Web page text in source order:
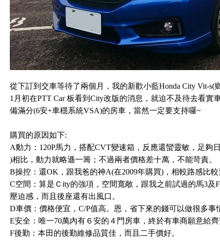
從下訂到交車等待了兩個月，我的新歡小藍Honda City Vit-
1月初在PTT Car 板看到City改版的消息，就迫不及待去看實
備滿分(6安+車穩系統VSA)的房車，當然一定要支持囉~
購買的原因如下:
A動力：120P馬力，搭配CVT變速箱，反應還蠻靈敏，足夠
)相比，動力就略遜一籌；不過兩者價格差十萬，不能苛責。
B操控：還OK，跟我爸的神A(在2009年購買)，相較路感比
C空間：算是Ｃity的強項，空間寬敞，跟我之前試過的馬3及
壓迫感，而且後座還有出風口。
D車價：價格便宜，C/P值高。恩，省下來的錢可以做很多事
E安全：唯一70萬內有６安的４門房車，終於有車商願意給
F後勤：本田的後勤維修品質佳，而且二手價好。